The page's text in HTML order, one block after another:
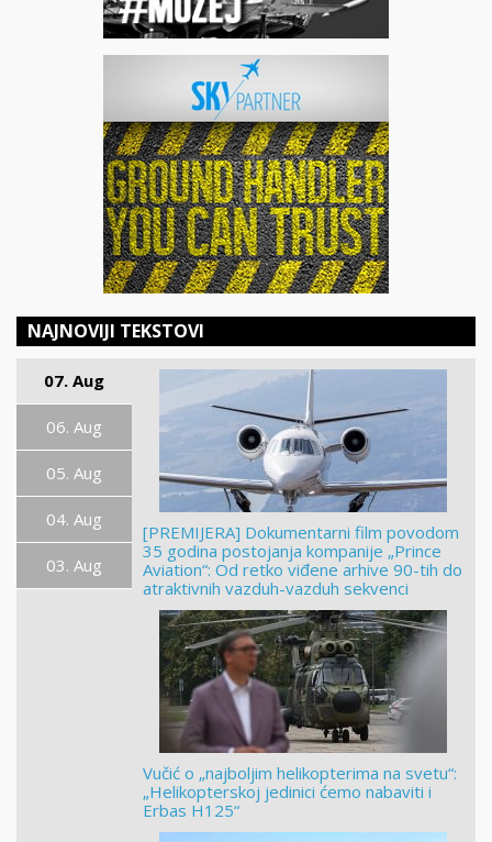
NAJNOVIJI TEKSTOVI
07. Aug
06. Aug
05. Aug
04. Aug
03. Aug
[PREMIJERA] Dokumentarni film povodom
35 godina postojanja kompanije „Prince
Aviation“: Od retko viđene arhive 90-tih do
atraktivnih vazduh-vazduh sekvenci
Vučić o „najboljim helikopterima na svetu“:
„Helikopterskoj jedinici ćemo nabaviti i
Erbas H125“